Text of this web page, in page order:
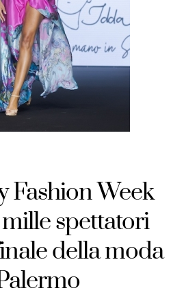
Fashion Week
spettatori
della moda
ON